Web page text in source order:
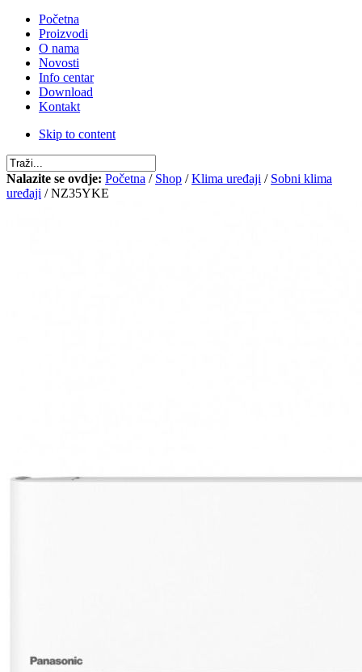
Početna
Proizvodi
O nama
Novosti
Info centar
Download
Kontakt
Skip to content
Nalazite se ovdje: Početna / Shop /Klima uređaji / Sobni klima
uređaji / NZ35YKE